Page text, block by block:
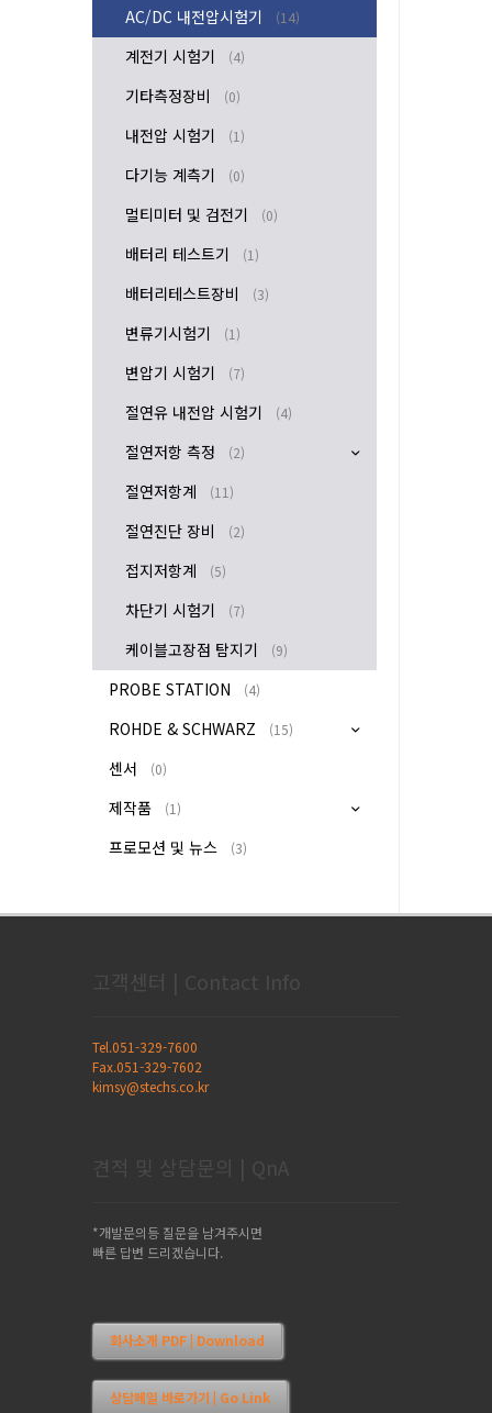
AC/DC 내전압시험기 (14)
계전기 시험기 (4)
기타측정장비 (0)
내전압 시험기 (1)
다기능 계측기 (0)
멀티미터 및 검전기 (0)
배터리 테스트기 (1)
배터리테스트장비 (3)
변류기시험기 (1)
변압기 시험기 (7)
절연유 내전압 시험기 (4)
절연저항 측정 (2)
절연저항계 (11)
절연진단 장비 (2)
접지저항계 (5)
차단기 시험기 (7)
케이블고장점 탐지기 (9)
PROBE STATION (4)
ROHDE & SCHWARZ (15)
센서 (0)
제작품 (1)
프로모션 및 뉴스 (3)
고객센터 | Contact Info
Tel.051-329-7600
Fax.051-329-7602
kimsy@stechs.co.kr
견적 및 상담문의 | QnA
*개발문의등 질문을 남겨주시면
빠른 답변 드리겠습니다.
회사소개 PDF | Download
상담메일 바로가기 | Go Link